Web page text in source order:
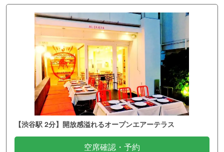
【渋谷駅 2分】開放感溢れるオープンエアーテラス
空席確認・予約